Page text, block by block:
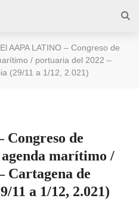
El AAPA LATINO – Congreso de
/ portuaria del 2022 –
(29/11 a 1/12, 2.021)
de
marítimo /
Cartagena de
11 a 1/12, 2.021)